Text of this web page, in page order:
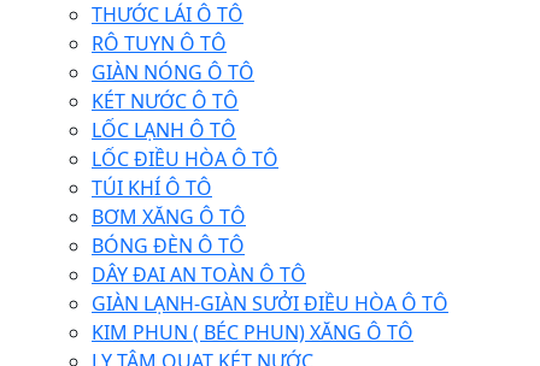
THƯỚC LÁI Ô TÔ
RÔ TUYN Ô TÔ
GIÀN NÓNG Ô TÔ
KÉT NƯỚC Ô TÔ
LỐC LẠNH Ô TÔ
LỐC ĐIỀU HÒA Ô TÔ
TÚI KHÍ Ô TÔ
BƠM XĂNG Ô TÔ
BÓNG ĐÈN Ô TÔ
DÂY ĐAI AN TOÀN Ô TÔ
GIÀN LẠNH-GIÀN SƯỞI ĐIỀU HÒA Ô TÔ
KIM PHUN ( BÉC PHUN) XĂNG Ô TÔ